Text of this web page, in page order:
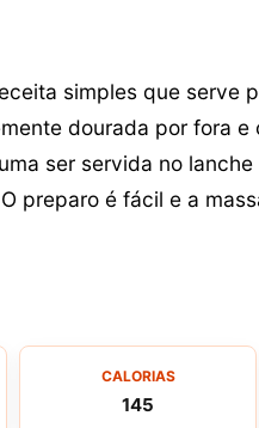
simples que serve
dourada por fora e
ser servida no
preparo é fácil e a
CALORIAS
145